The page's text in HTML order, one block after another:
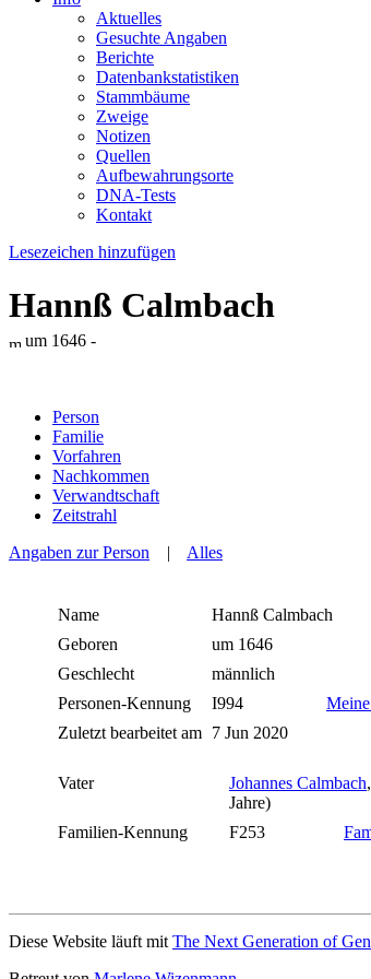
Aktuelles
Gesuchte Angaben
Berichte
Datenbankstatistiken
Stammbäume
Zweige
Notizen
Quellen
Aufbewahrungsorte
DNA-Tests
Kontakt
Lesezeichen hinzufügen
Hannß Calmbach
um 1646 -
Person
Familie
Vorfahren
Nachkommen
Verwandtschaft
Zeitstrahl
Angaben zur Person | Alles
Name Hannß Calmbach
Geboren
um 1646
Geschlecht
männlich
Personen-Kennung
I994
Zuletzt bearbeitet am 7 Jun 2020
Vater Johannes Calmbach
Jahre)
Familien-Kennung
F253
Diese Website läuft mitThe Next Generation of